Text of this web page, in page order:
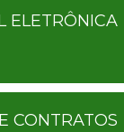
ELETRÔNICA
CONTRATOS